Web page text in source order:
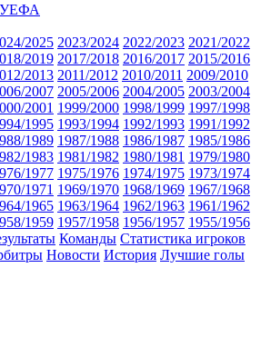
УЕФА
2025 2023/2024 2022/2023 2021/2022
2019 2017/2018 2016/2017 2015/2016
2013 2011/2012 2010/2011 2009/2010
2007 2005/2006 2004/2005 2003/2004
2001 1999/2000 1998/1999 1997/1998
1995 1993/1994 1992/1993 1991/1992
1989 1987/1988 1986/1987 1985/1986
1983 1981/1982 1980/1981 1979/1980
1977 1975/1976 1974/1975 1973/1974
1971 1969/1970 1968/1969 1967/1968
1965 1963/1964 1962/1963 1961/1962
1959 1957/1958 1956/1957 1955/1956
Команды Статистика игроков
Новости История Лучшие голы